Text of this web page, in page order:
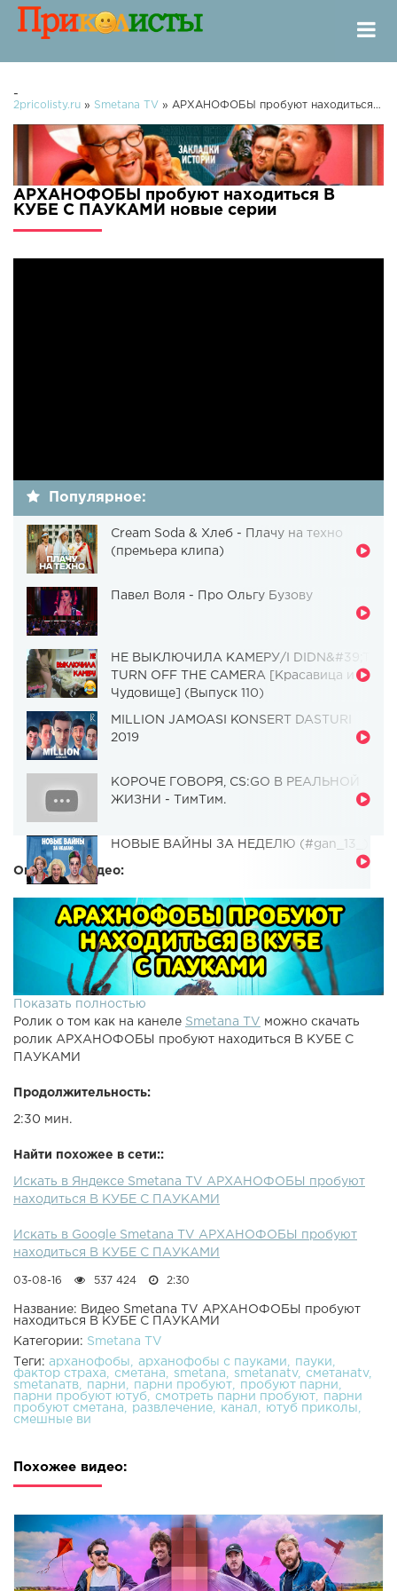
-
2pricolisty.ru » Smetana TV » АРХАНОФОБЫ пробуют находиться В КУБЕ С ПАУКАМИ
АРХАНОФОБЫ пробуют находиться В
КУБЕ С ПАУКАМИ новые серии
Популярное:
Cream Soda & Хлеб - Плачу на техно
(премьера клипа)
Павел Воля - Про Ольгу Бузову
НЕ ВЫКЛЮЧИЛА КАМЕРУ/I DIDN&#39;T
TURN OFF THE CAMERA [Красавица и
Чудовище] (Выпуск 110)
MILLION JAMOASI KONSERT DASTURI
2019
КОРОЧЕ ГОВОРЯ, CS:GO В РЕАЛЬНОЙ
ЖИЗНИ - ТимТим.
НОВЫЕ ВАЙНЫ ЗА НЕДЕЛЮ (#gan_13_)
Описание видео:
Показать полностью
Ролик о том как на канеле Smetana TV можно скачать
ролик АРХАНОФОБЫ пробуют находиться В КУБЕ С
ПАУКАМИ
Продолжительность:
2:30 мин.
Найти похожее в сети::
Искать в Яндексе Smetana TV АРХАНОФОБЫ пробуют
находиться В КУБЕ С ПАУКАМИ
Искать в Google Smetana TV АРХАНОФОБЫ пробуют
находиться В КУБЕ С ПАУКАМИ
03-08-16 537 424 2:30
Название: Видео Smetana TV АРХАНОФОБЫ пробуют
находиться В КУБЕ С ПАУКАМИ
Категории: Smetana TV
Теги: арханофобы арханофобы с пауками
пауки
фактор страха
сметана smetana smetanatv
сметанаtv
smetanaтв
парни парни пробуют
пробуют парни
парни пробуют ютуб
смотреть парни пробуют
парни
пробуют сметана
развлечение канал
ютуб приколы
смешные ви
Похожее видео: